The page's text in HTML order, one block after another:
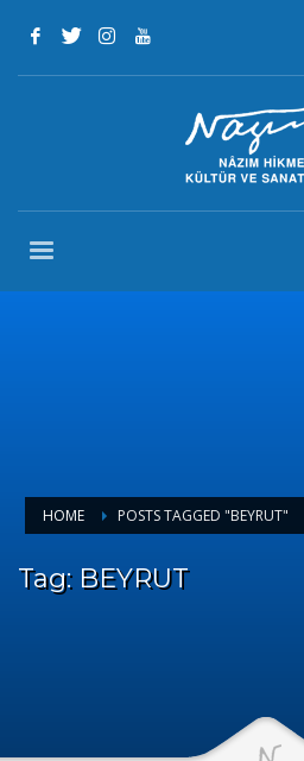
HOME POSTS TAGGED "BEYRUT"
Tag: BEYRUT